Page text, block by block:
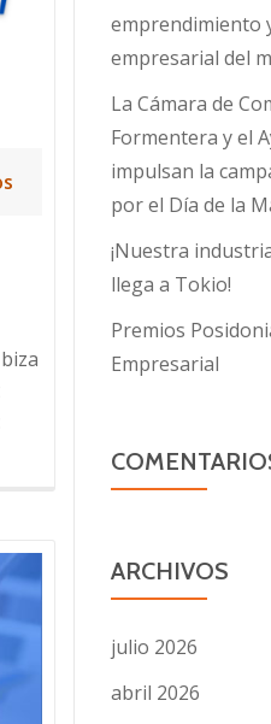
emprendimiento
empresarial del
La Cámara de
Formentera y el
impulsan la
por el Día de la
¡Nuestra
llega a Tokio!
Premios
Empresarial
ARCHIVOS
julio 2026
abril 2026